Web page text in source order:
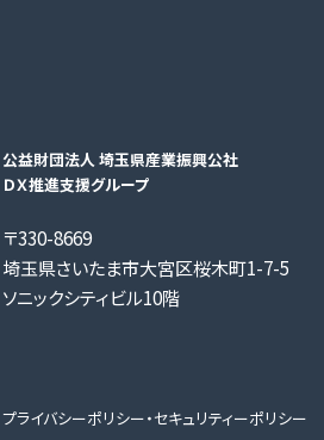
公益財団法人 埼玉県産業振興公社
ＤＸ推進支援グループ
〒330-8669
埼玉県さいたま市大宮区桜木町1-7-5
ソニックシティビル10階
プライバシーポリシー・セキュリティーポリシー